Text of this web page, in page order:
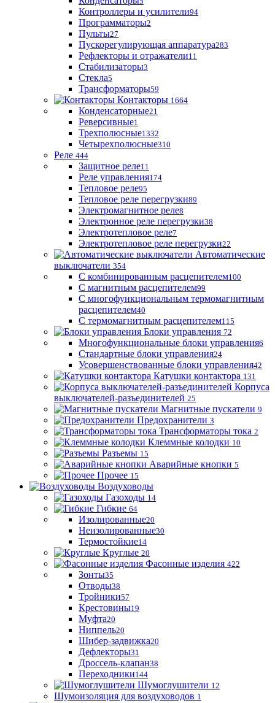
Контроллеры и усилители94
Программаторы2
Пульты27
Пускорегулирующая аппаратура283
Рефлекторы и отражатели11
Стабилизаторы3
Стекла5
Трансформаторы59
Контакторы 1664
Конденсаторные21
Реверсивные1
Трехполюсные1332
Четырехполюсные310
Реле 444
Защитное реле11
Реле управления174
Тепловое реле95
Тепловое реле перегрузки89
Электромагнитное реле8
Электронное реле перегрузки38
Электротепловое реле7
Электротепловое реле перегрузки22
Автоматические
выключатели 354
С комбинированным расцепителем100
С магнитным расцепителем99
С многофункциональным термомагнитным
расцепителем40
С термомагнитным расцепителем115
Блоки управления 72
Многофункциональные блоки управления6
Стандартные блоки управления24
Усовершенствованные блоки управления42
Катушки контактора 131
Корпуса
выключателей-разъединителей 25
Магнитные пускатели 9
Предохранители 3
Трансформаторы тока 2
Клеммные колодки 10
Разъемы 15
Аварийные кнопки 5
Прочее 15
Воздуховоды
Газоходы 14
Гибкие 64
Изолированные20
Неизолированные30
Термостойкие14
Круглые 20
Фасонные изделия 422
Зонты35
Отводы38
Тройники57
Крестовины19
Муфта20
Ниппель20
Шибер-задвижка20
Дефлекторы31
Дроссель-клапан38
Переходники144
Шумоглушители 12
Шумоизоляция для воздуховодов 1